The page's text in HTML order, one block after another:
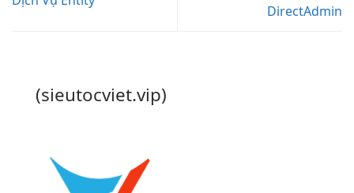
DirectAdmin
(sieutocviet.vip)